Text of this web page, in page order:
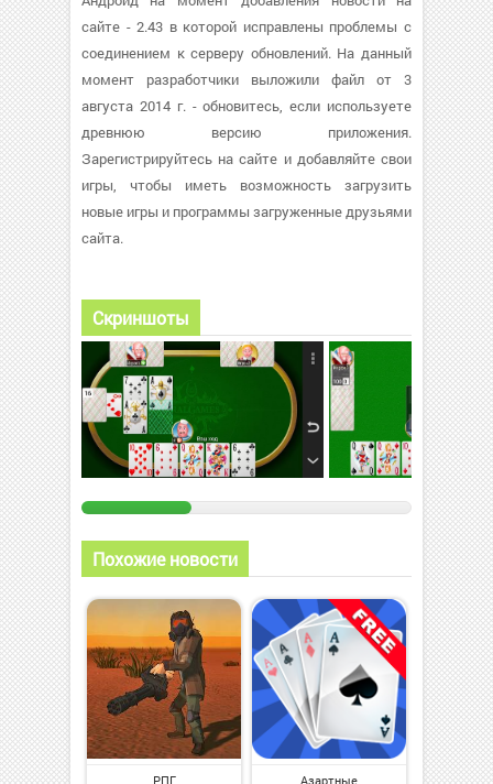
сайте - 2.43 в которой исправлены проблемы с
соединением к серверу обновлений. На данный
момент разработчики выложили файл от 3
августа 2014 г. - обновитесь, если используете
древнюю версию приложения.
Зарегистрируйтесь на сайте и добавляйте свои
игры, чтобы иметь возможность загрузить
новые игры и программы загруженные друзьями
сайта.
Скриншоты
Похожие новости
РПГ Азартные